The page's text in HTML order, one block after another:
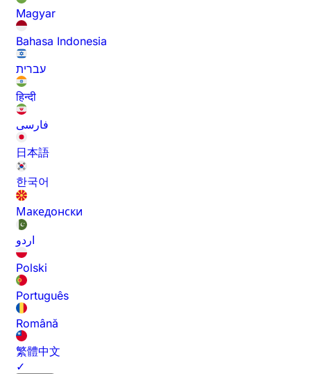
Magyar
Bahasa Indonesia
עברית
हिन्दी
فارسی
日本語
한국어
Македонски
اردو
Polski
Português
Română
繁體中文
✓